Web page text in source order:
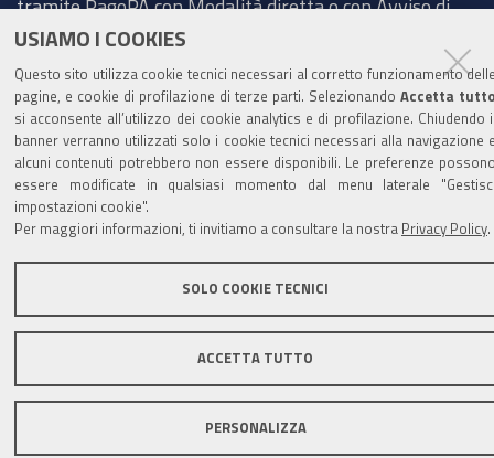
USIAMO I COOKIES
Questo sito utilizza cookie tecnici necessari al corretto funzionamento
pagine, e cookie di profilazione di terze parti. Selezionando Accetta
si acconsente all’utilizzo dei cookie analytics e di profilazione. Chiudendo
banner verranno utilizzati solo i cookie tecnici necessari alla navigazione
alcuni contenuti potrebbero non essere disponibili. Le preferenze
essere modificate in qualsiasi momento dal menu laterale
impostazioni cookie".
Per maggiori informazioni, ti invitiamo a consultare la nostra Privacy Policy
SOLO COOKIE TECNICI
ACCETTA TUTTO
PERSONALIZZA
tramite PagoPA con Modalità diretta o con Avviso di
pagamento al seguente link
Codice IBAN per le pubbliche amministrazioni
comprese nel regime di Tesoreria Unica presso la
Banca D’Italia: IT96Z0100004306TU0000007079
Area riservata Credits